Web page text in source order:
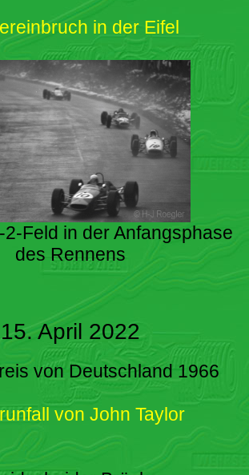
in der Eifel
2-Feld in der Anfangsphase
des Rennens
15. April 2022
von Deutschland 1966
von John Taylor